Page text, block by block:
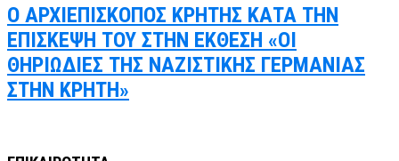
Ο ΑΡΧΙΕΠΙΣΚΟΠΟΣ ΚΡΗΤΗΣ ΚΑΤΑ ΤΗΝ
ΕΠΙΣΚΕΨΗ ΤΟΥ ΣΤΗΝ ΕΚΘΕΣΗ «ΟΙ
ΘΗΡΙΩΔΙΕΣ ΤΗΣ ΝΑΖΙΣΤΙΚΗΣ ΓΕΡΜΑΝΙΑΣ
ΣΤΗΝ ΚΡΗΤΗ»